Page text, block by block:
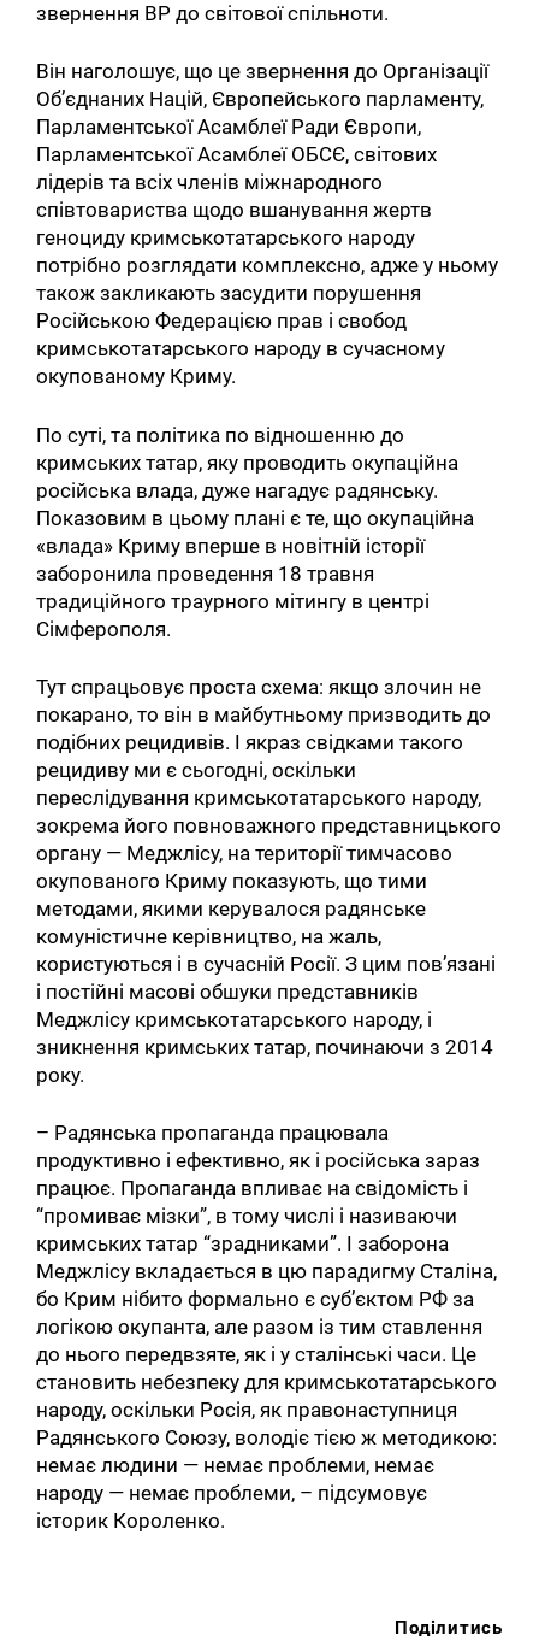
звернення ВР до світової спільноти.
Він наголошує, що це звернення до Організації
Об’єднаних Націй, Європейського парламенту,
Парламентської Асамблеї Ради Європи,
Парламентської Асамблеї ОБСЄ, світових
лідерів та всіх членів міжнародного
співтовариства щодо вшанування жертв
геноциду кримськотатарського народу
потрібно розглядати комплексно, адже у ньому
також закликають засудити порушення
Російською Федерацією прав і свобод
кримськотатарського народу в сучасному
окупованому Криму.
По суті, та політика по відношенню до
кримських татар, яку проводить окупаційна
російська влада, дуже нагадує радянську.
Показовим в цьому плані є те, що окупаційна
«влада» Криму вперше в новітній історії
заборонила проведення 18 травня
традиційного траурного мітингу в центрі
Сімферополя.
Тут спрацьовує проста схема: якщо злочин не
покарано, то він в майбутньому призводить до
подібних рецидивів. І якраз свідками такого
рецидиву ми є сьогодні, оскільки
переслідування кримськотатарського народу,
зокрема його повноважного представницького
органу — Меджлісу, на території тимчасово
окупованого Криму показують, що тими
методами, якими керувалося радянське
комуністичне керівництво, на жаль,
користуються і в сучасній Росії. З цим пов’язані
і постійні масові обшуки представників
Меджлісу кримськотатарського народу, і
зникнення кримських татар, починаючи з 2014
року.
– Радянська пропаганда працювала
продуктивно і ефективно, як і російська зараз
працює. Пропаганда впливає на свідомість і
“промиває мізки”, в тому числі і називаючи
кримських татар “зрадниками”. І заборона
Меджлісу вкладається в цю парадигму Сталіна,
бо Крим нібито формально є суб’єктом РФ за
логікою окупанта, але разом із тим ставлення
до нього передвзяте, як і у сталінські часи. Це
становить небезпеку для кримськотатарського
народу, оскільки Росія, як правонаступниця
Радянського Союзу, володіє тією ж методикою:
немає людини — немає проблеми, немає
народу — немає проблеми, – підсумовує
історик Короленко.
Поділитись